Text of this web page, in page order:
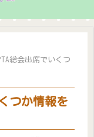
総会出席でいくつ
つか情報を